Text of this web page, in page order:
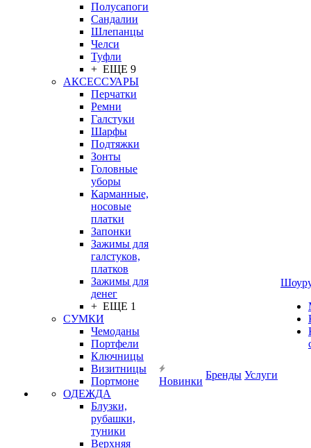
Полусапоги
Сандалии
Шлепанцы
Челси
Туфли
+ ЕЩЕ 9
АКСЕССУАРЫ
Перчатки
Ремни
Галстуки
Шарфы
Подтяжки
Зонты
Головные
уборы
Карманные,
носовые
платки
Запонки
Зажимы для
галстуков,
платков
Зажимы для
денег
+ ЕЩЕ 1
СУМКИ
Чемоданы
Портфели
Ключницы
Визитницы
Портмоне
ОДЕЖДА
Блузки,
рубашки,
туники
Верхняя
Новинки
Бренды Услуги